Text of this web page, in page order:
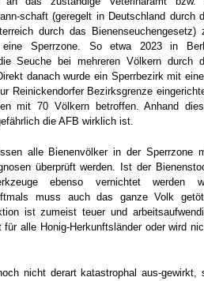
schaft (geregelt in Deutschland durch
durch das Bienenseuchengesetz)
Sperrzone. So etwa 2023 in
Seuche bei mehreren Völkern durch
danach wurde ein Sperrbezirk mit
Reinickendorfer Bezirksgrenze
mit 70 Völkern betroffen. Anhand
die AFB wirklich ist.
alle Bienenvölker in der Sperrzone
überprüft werden. Ist der
ebenso vernichtet werden
muss auch das ganze Volk
ist zumeist teuer und
alle Honig-Herkunftsländer oder wird
nicht derart katastrophal aus-gewirkt,